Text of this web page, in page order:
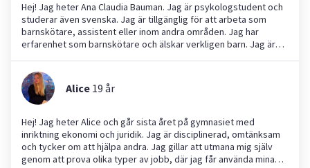
Hej! Jag heter Ana Claudia Bauman. Jag är psykologstudent och
studerar även svenska. Jag är tillgänglig för att arbeta som
barnskötare, assistent eller inom andra områden. Jag har
erfarenhet som barnskötare och älskar verkligen barn. Jag är
hand om ditt barn med kärlek. Jag kan även ge portugisiska
lektioner om det är intressant. Jag brinner för konst och
teckning och planerar att utveckla roliga aktiviteter och spel
med barn. Tveka inte att kontakta mig för mer information!
Alice 19 år
Hej! Jag heter Alice och går sista året på gymnasiet med
inriktning ekonomi och juridik. Jag är disciplinerad, omtänksam
och tycker om att hjälpa andra. Jag gillar att utmana mig själv
genom att prova olika typer av jobb, där jag får använda mina